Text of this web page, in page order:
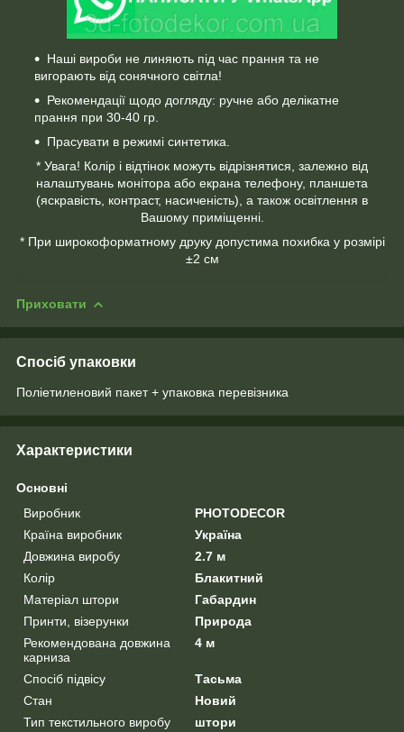
Наші вироби не линяють під час прання та не
вигорають від сонячного світла!
Рекомендації щодо догляду: ручне або делікатне
прання при 30-40 гр.
Прасувати в режимі синтетика.
* Увага! Колір і відтінок можуть відрізнятися, залежно від
налаштувань монітора або екрана телефону, планшета
(яскравість, контраст, насиченість), а також освітлення в
Вашому приміщенні.
* При широкоформатному друку допустима похибка у розмірі
±2 см
Приховати
Спосіб упаковки
Поліетиленовий пакет + упаковка перевізника
Характеристики
Основні
Виробник
PHOTODECOR
Країна виробник
Україна
Довжина виробу
2.7 м
Колір
Блакитний
Матеріал штори
Габардин
Принти, візерунки
Природа
Рекомендована довжина
карниза
4 м
Спосіб підвісу
Тасьма
Стан
Новий
Тип текстильного виробу
штори